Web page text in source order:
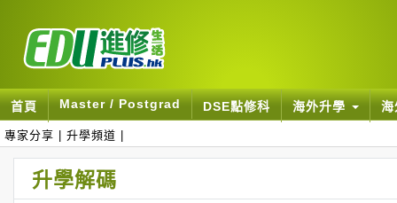
首頁 Master / Postgrad DSE點修科 海外升學
專家分享 升學頻道
升學解碼